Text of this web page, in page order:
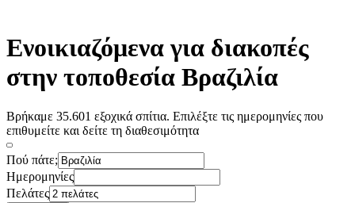
Ενοικιαζόμενα για διακοπές
στην τοποθεσία Βραζιλία
Βρήκαμε 35.601 εξοχικά σπίτια. Επιλέξτε τις ημερομηνίες που
επιθυμείτε και δείτε τη διαθεσιμότητα
Πού πάτε;
Ημερομηνίες
Πελάτες